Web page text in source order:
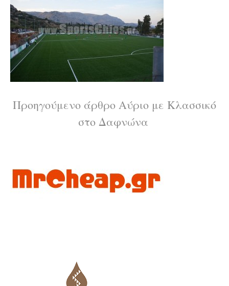
Διαβάστε
Προηγούμενο άρθρο Αύριο με Κλασσικό
στο Δαφνώνα